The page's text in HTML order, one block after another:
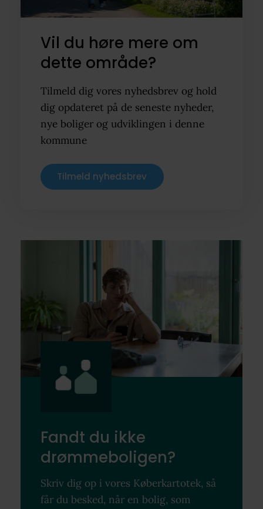
Vil du høre mere om
dette område?
Tilmeld dig vores nyhedsbrev og hold
dig opdateret på de seneste nyheder,
nye boliger og udviklingen i denne
kommune
Tilmeld nyhedsbrev
Fandt du ikke
drømmeboligen?
Skriv dig op i vores Køberkartotek, så
får du besked, når en bolig, som